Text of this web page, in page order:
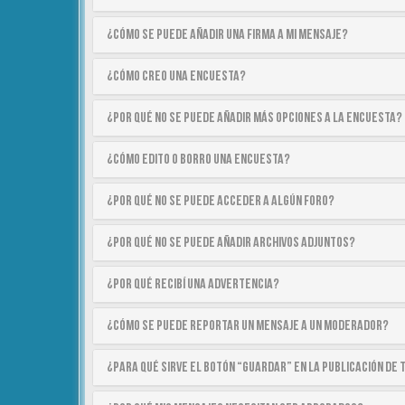
¿Cómo se puede añadir una firma a mi mensaje?
¿Cómo creo una encuesta?
¿Por qué no se puede añadir más opciones a la encuesta?
¿Cómo edito o borro una encuesta?
¿Por qué no se puede acceder a algún foro?
¿Por qué no se puede añadir archivos adjuntos?
¿Por qué recibí una advertencia?
¿Cómo se puede reportar un mensaje a un moderador?
¿Para qué sirve el botón “Guardar” en la publicación de